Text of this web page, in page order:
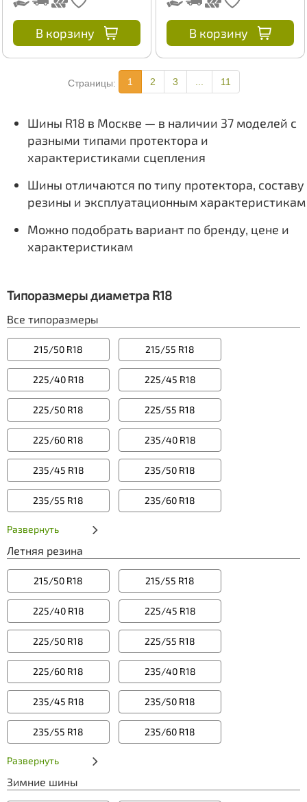
В корзину В корзину
Страницы: 1 2 3 11
Шины R18 в Москве — в наличии 37 моделей с
разными типами протектора и
характеристиками сцепления
Шины отличаются по типу протектора, составу
резины и эксплуатационным характеристикам
Можно подобрать вариант по бренду, цене и
характеристикам
Типоразмеры диаметра R18
Все типоразмеры
215/50 R18 215/55 R18
225/40 R18 225/45 R18
225/50 R18 225/55 R18
225/60 R18 235/40 R18
235/45 R18 235/50 R18
235/55 R18 235/60 R18
Развернуть
Летняя резина
215/50 R18 215/55 R18
225/40 R18 225/45 R18
225/50 R18 225/55 R18
225/60 R18 235/40 R18
235/45 R18 235/50 R18
235/55 R18 235/60 R18
Развернуть
Зимние шины